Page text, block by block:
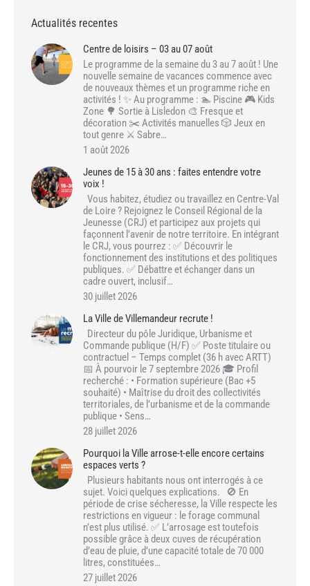
Actualités recentes
Centre de loisirs – 03 au 07 août
Le programme de la semaine du 3 au 7 août ! Une
nouvelle semaine de vacances commence avec
de nouveaux thèmes et un programme riche en
activités ! ✨ Au programme : 🏊 Piscine 🎮 Kids
Zone 🌳 Sortie à Lisledon 🎨 Fresque et
décoration ✂️ Activités manuelles 🎲 Jeux en
tout genre ⚔️ Sabre…
1 août 2026
Jeunes de 15 à 30 ans : faites entendre votre
voix !
Vous habitez, étudiez ou travaillez en Centre-Val
de Loire ? Rejoignez le Conseil Régional de la
Jeunesse (CRJ) et participez aux projets qui
façonnent l’avenir de notre territoire. En intégrant
le CRJ, vous pourrez : ✅ Découvrir le
fonctionnement des institutions et des politiques
publiques. ✅ Débattre et échanger dans un
cadre ouvert, inclusif…
30 juillet 2026
La Ville de Villemandeur recrute !
Directeur du pôle Juridique, Urbanisme et
Commande publique (H/F) ✅ Poste titulaire ou
contractuel – Temps complet (36 h avec ARTT)
📅 À pourvoir le 7 septembre 2026 🎓 Profil
recherché : • Formation supérieure (Bac +5
souhaité) • Maîtrise du droit des collectivités
territoriales, de l’urbanisme et de la commande
publique • Sens…
28 juillet 2026
Pourquoi la Ville arrose-t-elle encore certains
espaces verts ?
Plusieurs habitants nous ont interrogés à ce
sujet. Voici quelques explications. 🚫 En
période de crise sécheresse, la Ville respecte les
restrictions en vigueur : le forage communal
n’est plus utilisé. ✅ L’arrosage est toutefois
possible grâce à deux cuves de récupération
d’eau de pluie, d’une capacité totale de 70 000
litres, constituées…
27 juillet 2026